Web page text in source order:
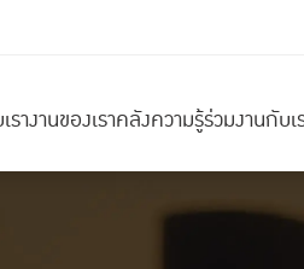
รางานของเราคลังความรู้ร่วมงานกับเ